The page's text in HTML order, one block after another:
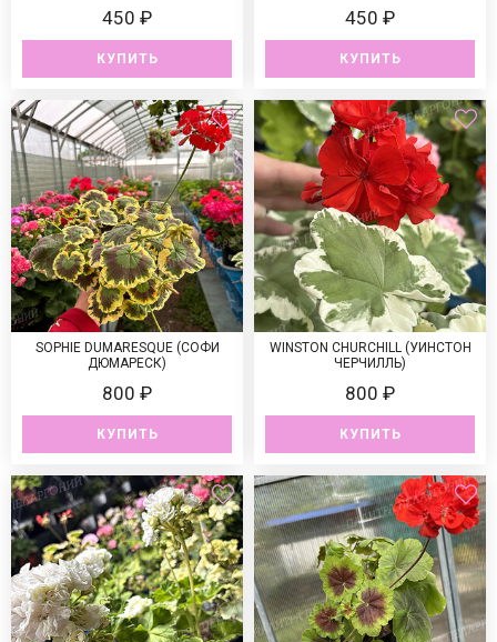
450 ₽
КУПИТЬ
450 ₽
КУПИТЬ
SOPHIE DUMARESQUE (СОФИ
ДЮМАРЕСК)
800 ₽
КУПИТЬ
WINSTON CHURCHILL (УИНСТОН
ЧЕРЧИЛЛЬ)
800 ₽
КУПИТЬ